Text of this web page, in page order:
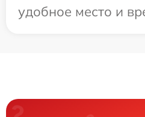
удобное место и